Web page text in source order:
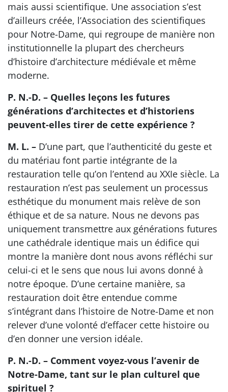
mais aussi scientifique. Une association s’est
d’ailleurs créée, l’Association des scientifiques
pour Notre-Dame, qui regroupe de manière non
institutionnelle la plupart des chercheurs
d’histoire d’architecture médiévale et même
moderne.
P. N.-D. – Quelles leçons les futures
générations d’architectes et d’historiens
peuvent-elles tirer de cette expérience ?
M. L. – D’une part, que l’authenticité du geste et
du matériau font partie intégrante de la
restauration telle qu’on l’entend au XXIe siècle. La
restauration n’est pas seulement un processus
esthétique du monument mais relève de son
éthique et de sa nature. Nous ne devons pas
uniquement transmettre aux générations futures
une cathédrale identique mais un édifice qui
montre la manière dont nous avons réfléchi sur
celui-ci et le sens que nous lui avons donné à
notre époque. D’une certaine manière, sa
restauration doit être entendue comme
s’intégrant dans l’histoire de Notre-Dame et non
relever d’une volonté d’effacer cette histoire ou
d’en donner une version idéale.
P. N.-D. – Comment voyez-vous l’avenir de
Notre-Dame, tant sur le plan culturel que
spirituel ?